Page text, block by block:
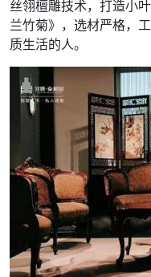
丝翎檀雕技术，打造小
兰竹菊》，选材严格，
质生活的人。